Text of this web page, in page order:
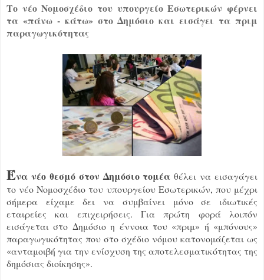
Το νέο Νομοσχέδιο του υπουργείο Εσωτερικών φέρνει
τα «πάνω - κάτω» στο Δημόσιο και εισάγει τα πριμ
παραγωγικότητας
Ένα νέο θεσμό στον Δημόσιο τομέαθέλει να εισαγάγει
το νέο Νομοσχέδιο του υπουργείου Εσωτερικών, που μέχρι
σήμερα είχαμε δει να συμβαίνει μόνο σε ιδιωτικές
εταιρείες και επιχειρήσεις. Για πρώτη φορά λοιπόν
εισάγεται στο Δημόσιο η έννοια του «πριμ» ή «μπόνους»
παραγωγικότητας που στο σχέδιο νόμου κατονομάζεται ως
«ανταμοιβή για την ενίσχυση της αποτελεσματικότητας της
δημόσιας διοίκησης».